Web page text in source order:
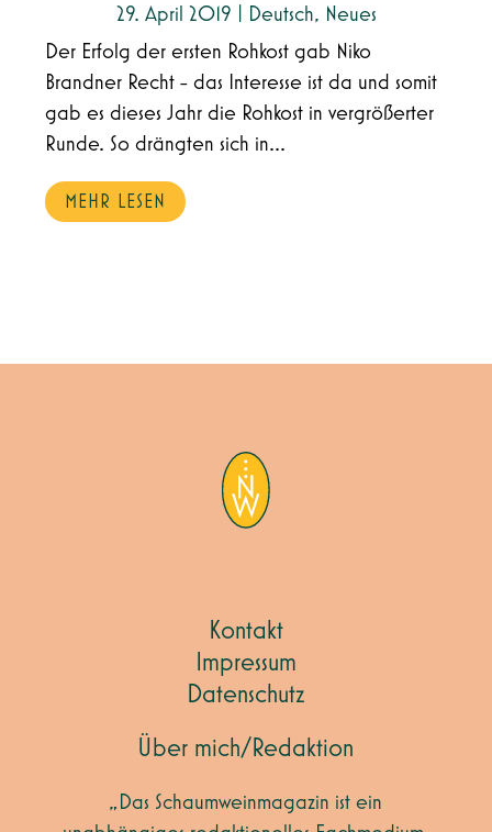
29. April 2019 Deutsch, Neues
Der Erfolg der ersten Rohkost gab Niko
Brandner Recht - das Interesse ist da und somit
gab es dieses Jahr die Rohkost in vergrößerter
Runde. So drängten sich in...
MEHR LESEN
Kontakt
Impressum
Datenschutz
Über mich/Redaktion
„Das Schaumweinmagazin ist ein